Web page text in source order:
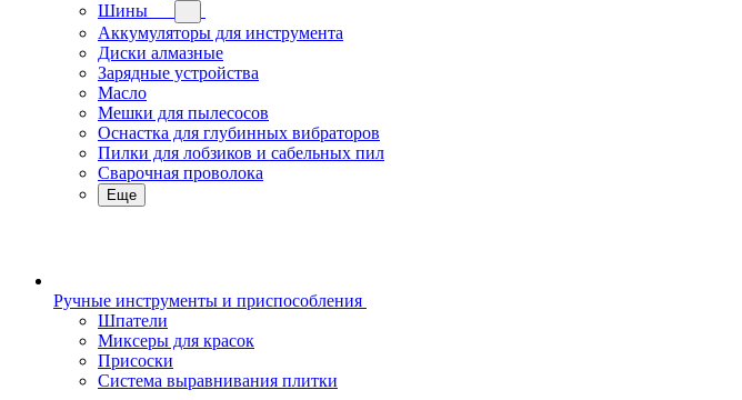
Шины
Аккумуляторы для инструмента
Диски алмазные
Зарядные устройства
Масло
Мешки для пылесосов
Оснастка для глубинных вибраторов
Пилки для лобзиков и сабельных пил
Сварочная проволока
Еще
Ручные инструменты и приспособления
Шпатели
Миксеры для красок
Присоски
Система выравнивания плитки